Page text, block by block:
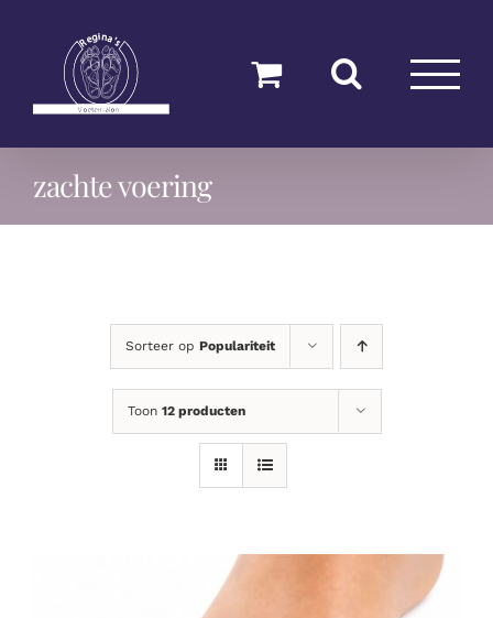
zachte voering
Sorteer op Populariteit
Toon 12 producten